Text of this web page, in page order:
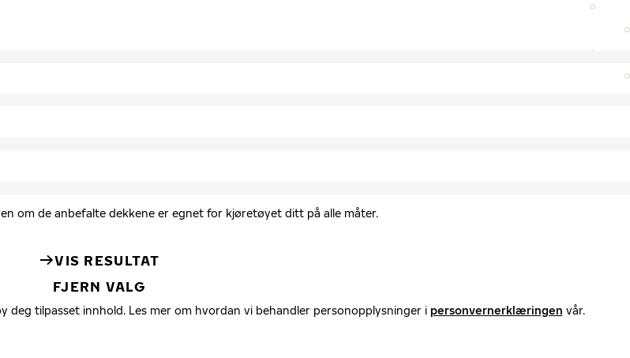
om de anbefalte dekkene er egnet for kjøretøyet ditt på alle måter.
VIS RESULTAT
FJERN VALG
deg tilpasset innhold. Les mer om hvordan vi behandler personopplysninger i personvernerklæringen vår.